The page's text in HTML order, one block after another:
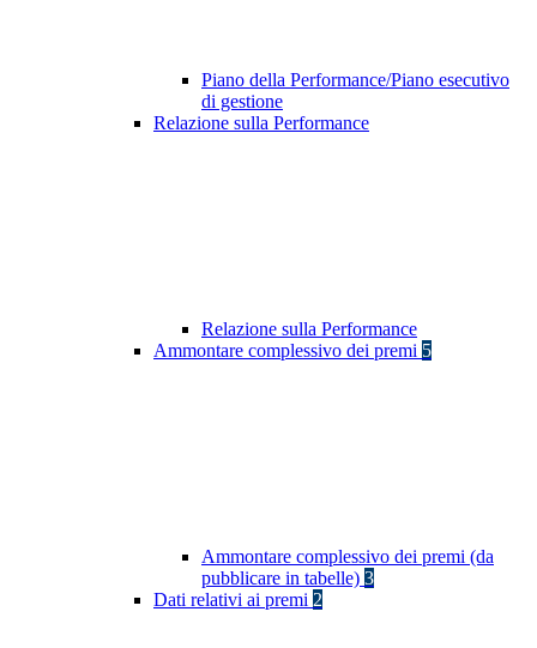
Piano della Performance/Piano esecutivo
di gestione
Relazione sulla Performance
Relazione sulla Performance
Ammontare complessivo dei premi 5
Ammontare complessivo dei premi (da
pubblicare in tabelle) 3
Dati relativi ai premi 2